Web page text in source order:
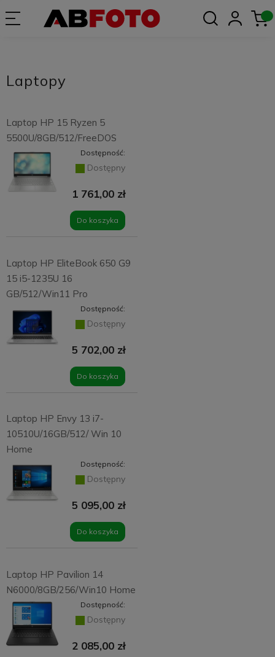
Laptopy
Laptop HP 15 Ryzen 5
5500U/8GB/512/FreeDOS
Dostępność:
Dostępny
1 761,00 zł
Do koszyka
Laptop HP EliteBook 650 G9
15 i5-1235U 16
GB/512/Win11 Pro
Dostępność:
Dostępny
5 702,00 zł
Do koszyka
Laptop HP Envy 13 i7-
10510U/16GB/512/ Win 10
Home
Dostępność:
Dostępny
5 095,00 zł
Do koszyka
Laptop HP Pavilion 14
N6000/8GB/256/Win10 Home
Dostępność:
Dostępny
2 085,00 zł